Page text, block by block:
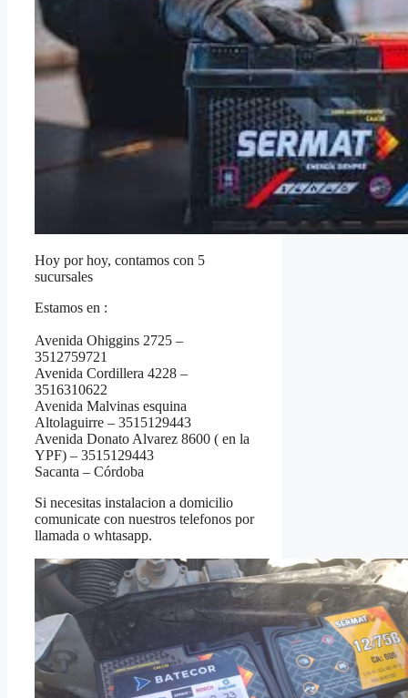
Hoy por hoy, contamos con 5
sucursales
Estamos en :
Avenida Ohiggins 2725 –
3512759721
Avenida Cordillera 4228 –
3516310622
Avenida Malvinas esquina
Altolaguirre – 3515129443
Avenida Donato Alvarez 8600 ( en la
YPF) – 3515129443
Sacanta – Córdoba
Si necesitas instalacion a domicilio
comunicate con nuestros telefonos por
llamada o whtasapp.